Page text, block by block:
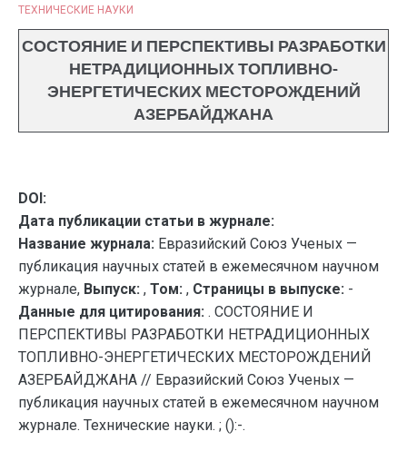
ТЕХНИЧЕСКИЕ НАУКИ
СОСТОЯНИЕ И ПЕРСПЕКТИВЫ РАЗРАБОТКИ
НЕТРАДИЦИОННЫХ ТОПЛИВНО-
ЭНЕРГЕТИЧЕСКИХ МЕСТОРОЖДЕНИЙ
АЗЕРБАЙДЖАНА
DOI:
Дата публикации статьи в журнале:
Название журнала: Евразийский Союз Ученых —
публикация научных статей в ежемесячном научном
журнале, Выпуск: , Том: , Страницы в выпуске: -
Данные для цитирования: . СОСТОЯНИЕ И
ПЕРСПЕКТИВЫ РАЗРАБОТКИ НЕТРАДИЦИОННЫХ
ТОПЛИВНО-ЭНЕРГЕТИЧЕСКИХ МЕСТОРОЖДЕНИЙ
АЗЕРБАЙДЖАНА // Евразийский Союз Ученых —
публикация научных статей в ежемесячном научном
журнале. Технические науки. ; ():-.